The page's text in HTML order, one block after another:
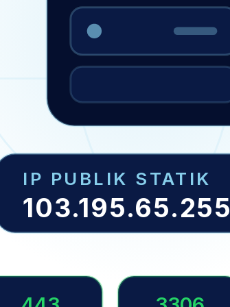
IP PUBLIK STATIK
103.195.65.255